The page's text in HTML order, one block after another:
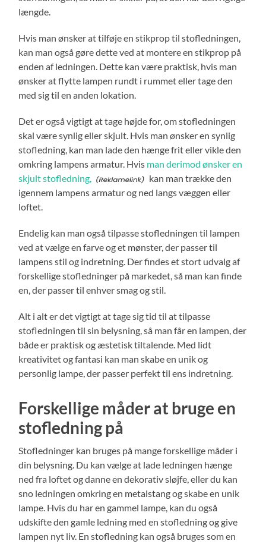
længde.
Hvis man ønsker at tilføje en stikprop til stofledningen,
kan man også gøre dette ved at montere en stikprop på
enden af ledningen. Dette kan være praktisk, hvis man
ønsker at flytte lampen rundt i rummet eller tage den
med sig til en anden lokation.
Det er også vigtigt at tage højde for, om stofledningen
skal være synlig eller skjult. Hvis man ønsker en synlig
stofledning, kan man lade den hænge frit eller vikle den
omkring lampens armatur. Hvis man derimod ønsker en
skjult stofledning,
kan man trække den
igennem lampens armatur og ned langs væggen eller
loftet.
Endelig kan man også tilpasse stofledningen til lampen
ved at vælge en farve og et mønster, der passer til
lampens stil og indretning. Der findes et stort udvalg af
forskellige stofledninger på markedet, så man kan finde
en, der passer til enhver smag og stil.
Alt i alt er det vigtigt at tage sig tid til at tilpasse
stofledningen til sin belysning, så man får en lampen, der
både er praktisk og æstetisk tiltalende. Med lidt
kreativitet og fantasi kan man skabe en unik og
personlig lampe, der passer perfekt til ens indretning.
Forskellige måder at bruge en
stofledning på
Stofledninger kan bruges på mange forskellige måder i
din belysning. Du kan vælge at lade ledningen hænge
ned fra loftet og danne en dekorativ sløjfe, eller du kan
sno ledningen omkring en metalstang og skabe en unik
lampe. Hvis du har en gammel lampe, kan du også
udskifte den gamle ledning med en stofledning og give
lampen nyt liv. En stofledning kan også bruges som en